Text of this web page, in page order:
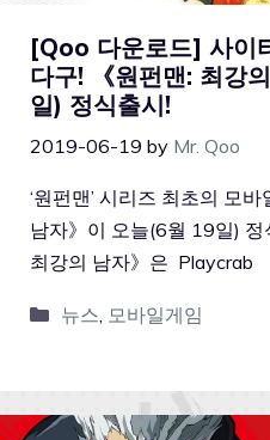
[Qoo 다운로드] 사이
다구! 《원펀맨: 최강
일) 정식출시!
2019-06-19 by Mr. Qoo
‘원펀맨’ 시리즈 최초의 모
남자》이 오늘(6월 19일)
최강의 남자》은 Playcrab
뉴스, 모바일게임